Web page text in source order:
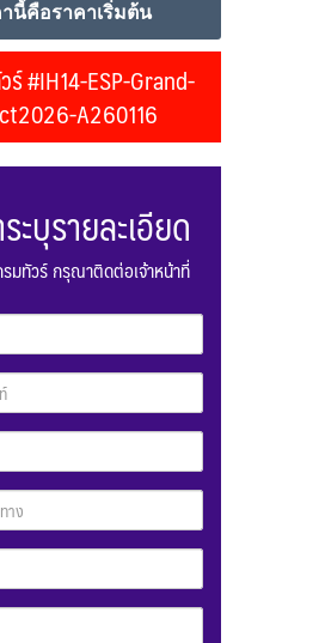
นี้คือราคาเริ่มต้น
#IH14-ESP-Grand-
A260116
บุรายละเอียด
รมทัวร์ กรุณาติดต่อเจ้าหน้าที่